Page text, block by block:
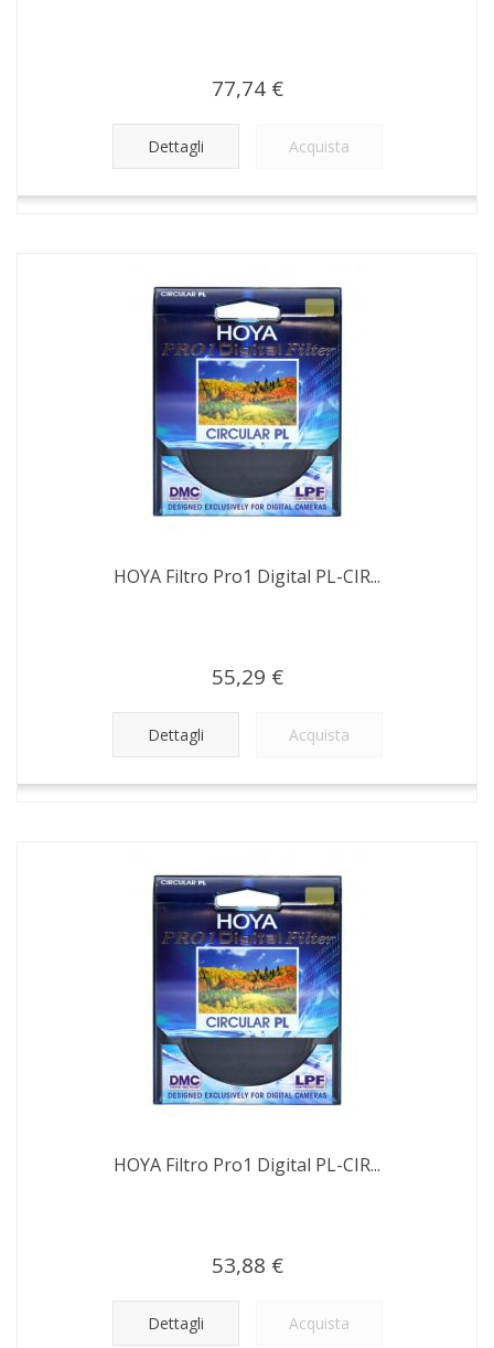
77,74 €
Dettagli Acquista
HOYA Filtro Pro1 Digital PL-CIR...
55,29 €
Dettagli Acquista
HOYA Filtro Pro1 Digital PL-CIR...
53,88 €
Dettagli Acquista